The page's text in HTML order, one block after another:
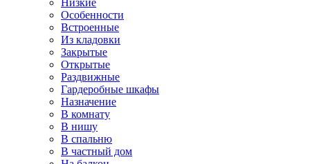
Низкие
Особенности
Встроенные
Из кладовки
Закрытые
Открытые
Раздвижные
Гардеробные шкафы
Назначение
В комнату
В нишу
В спальню
В частный дом